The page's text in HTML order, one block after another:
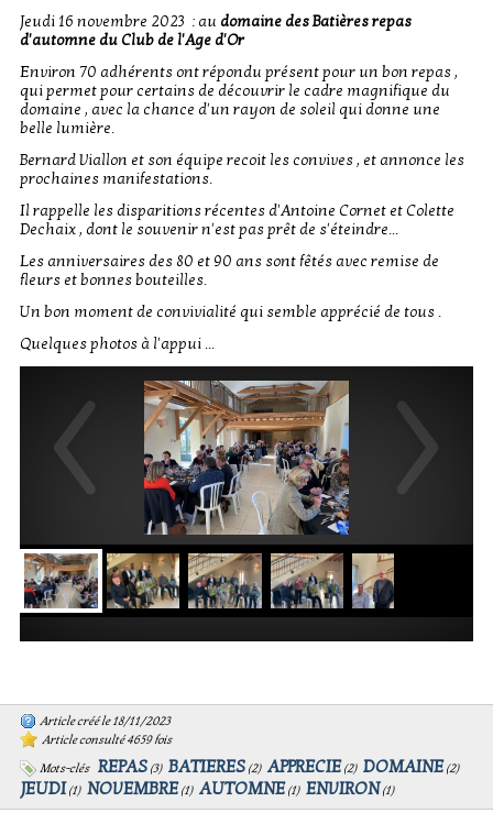
Jeudi 16 novembre 2023 : au domaine des Batières repas
d'automne du Club de l'Age d'Or
Environ 70 adhérents ont répondu présent pour un bon repas ,
qui permet pour certains de découvrir le cadre magnifique du
domaine , avec la chance d'un rayon de soleil qui donne une
belle lumière.
Bernard Viallon et son équipe recoit les convives , et annonce les
prochaines manifestations.
Il rappelle les disparitions récentes d'Antoine Cornet et Colette
Dechaix , dont le souvenir n'est pas prêt de s'éteindre...
Les anniversaires des 80 et 90 ans sont fêtés avec remise de
fleurs et bonnes bouteilles.
Un bon moment de convivialité qui semble apprécié de tous .
Quelques photos à l'appui ...
Article créé le 18/11/2023
Article consulté 4659 fois
Mots-clés
REPAS (3) BATIERES (2) APPRECIE (2) DOMAINE (2)
JEUDI (1) NOVEMBRE (1) AUTOMNE (1) ENVIRON (1)